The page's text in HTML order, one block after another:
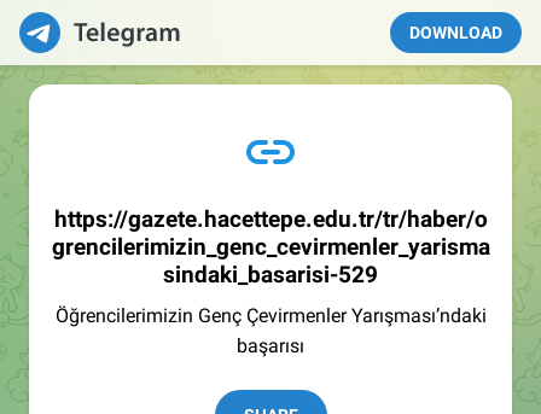
DOWNLOAD
https://gazete.hacettepe.edu.tr/tr/haber/o
grencilerimizin_genc_cevirmenler_yarisma
sindaki_basarisi-529
Öğrencilerimizin Genç Çevirmenler Yarışması’ndaki
başarısı